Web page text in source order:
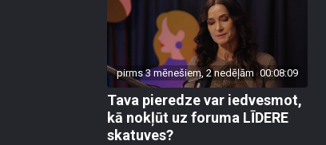
pirms 3 mēnešiem, 2 nedēļām 00:08:09
Tava pieredze var iedvesmot,
kā nokļūt uz foruma LĪDERE
skatuves?